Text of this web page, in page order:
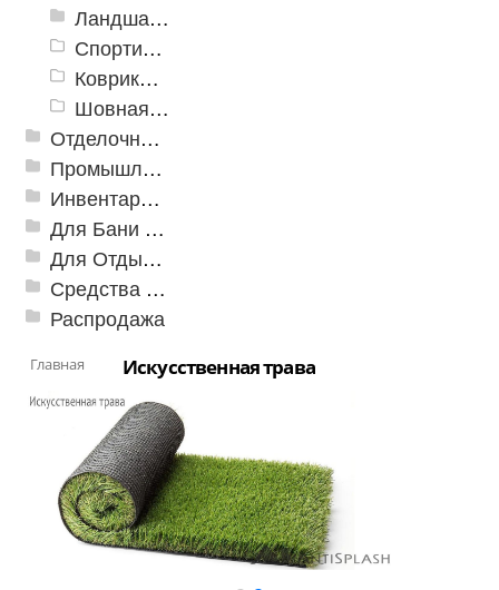
Ландшафтные покрытия
Спортивные покрытия
Коврики из искуственной травы
Шовная лента
Отделочные профили
Промышленный текстиль
Инвентарь для клининга
Для Бани и Сауны
Для Отдыха и Пикника
Средства от насекомых и садовых вредителей
Распродажа
Главная Искусственная трава